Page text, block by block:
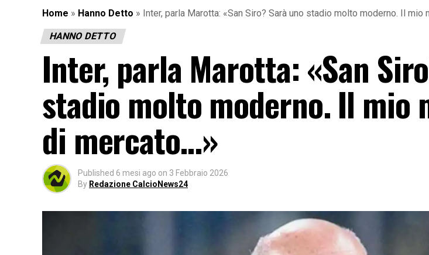
Home » Hanno Detto » Inter, parla Marotta: «San Siro? Sarà uno stadio molto moderno. Il
HANNO DETTO
Inter, parla Marotta: «San
stadio molto moderno. Il mio
di mercato…»
Published 6 mesi ago on 3 Febbraio 2026
By Redazione CalcioNews24